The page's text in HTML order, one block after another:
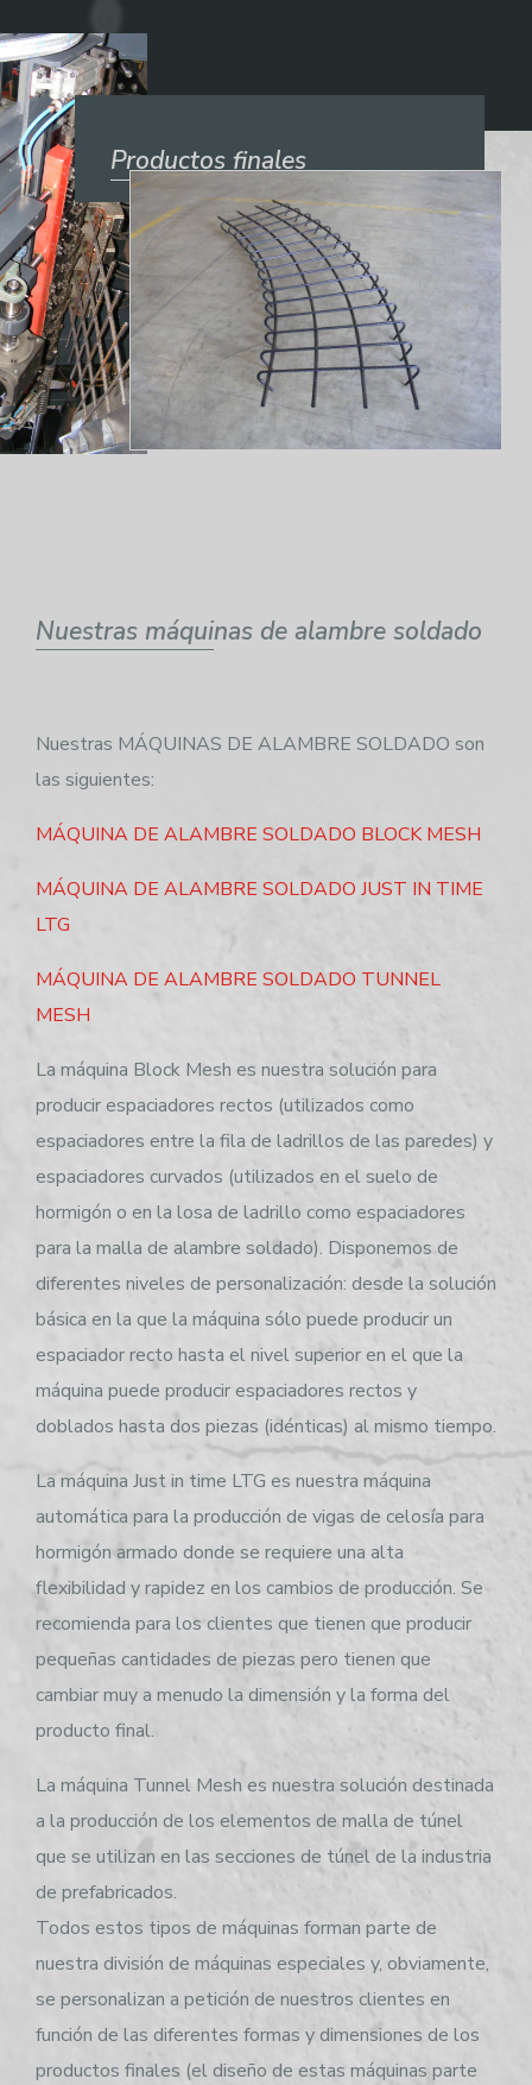
Productos finales
Nuestras máquinas de alambre soldado
Nuestras MÁQUINAS DE ALAMBRE SOLDADO son
las siguientes:
MÁQUINA DE ALAMBRE SOLDADO BLOCK MESH
MÁQUINA DE ALAMBRE SOLDADO JUST IN TIME
LTG
MÁQUINA DE ALAMBRE SOLDADO TUNNEL
MESH
La máquina Block Mesh es nuestra solución para
producir espaciadores rectos (utilizados como
espaciadores entre la fila de ladrillos de las paredes) y
espaciadores curvados (utilizados en el suelo de
hormigón o en la losa de ladrillo como espaciadores
para la malla de alambre soldado). Disponemos de
diferentes niveles de personalización: desde la solución
básica en la que la máquina sólo puede producir un
espaciador recto hasta el nivel superior en el que la
máquina puede producir espaciadores rectos y
doblados hasta dos piezas (idénticas) al mismo tiempo.
La máquina Just in time LTG es nuestra máquina
automática para la producción de vigas de celosía para
hormigón armado donde se requiere una alta
flexibilidad y rapidez en los cambios de producción. Se
recomienda para los clientes que tienen que producir
pequeñas cantidades de piezas pero tienen que
cambiar muy a menudo la dimensión y la forma del
producto final.
La máquina Tunnel Mesh es nuestra solución destinada
a la producción de los elementos de malla de túnel
que se utilizan en las secciones de túnel de la industria
de prefabricados.
Todos estos tipos de máquinas forman parte de
nuestra división de máquinas especiales y, obviamente,
se personalizan a petición de nuestros clientes en
función de las diferentes formas y dimensiones de los
productos finales (el diseño de estas máquinas parte